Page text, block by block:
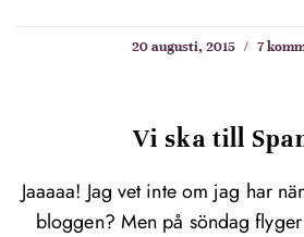
20 augusti, 2015 7
Vi ska till
Jaaaaa! Jag vet inte om jag har
bloggen? Men på söndag